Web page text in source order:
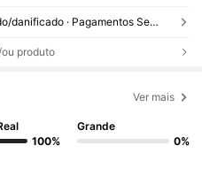
Reenviar se o item estiver perdido/danificado · Pagamentos Seguros · Proteção de privacidade
produto
Ver mais
100%
Grande
0%